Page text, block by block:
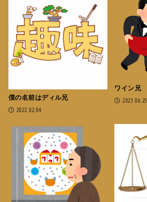
僕の名前はディル兄
2022.02.04
ワイン兄
2023.06.25